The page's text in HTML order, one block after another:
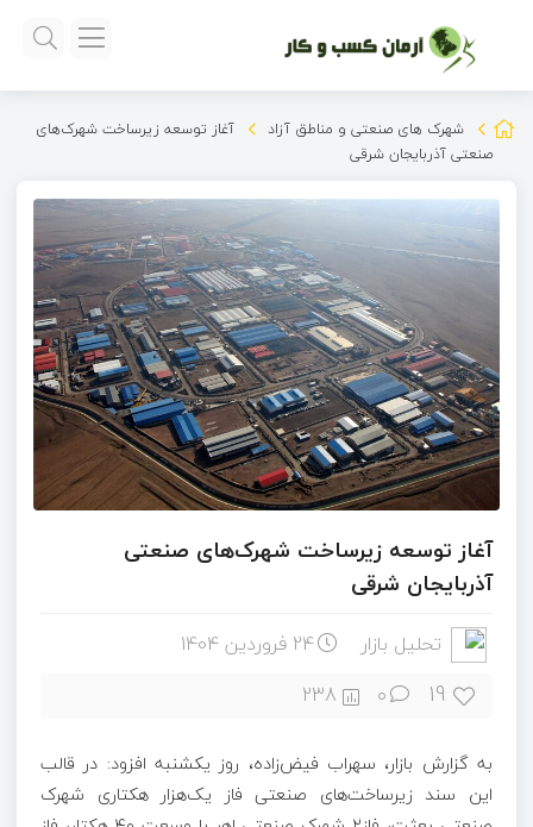
شهرک های صنعتی و مناطق آزاد
آغاز توسعه زیرساخت‌ شهرک‌های
صنعتی آذربایجان شرقی
آغاز توسعه زیرساخت‌ شهرک‌های صنعتی
آذربایجان شرقی
تحلیل بازار 24 فروردین 1404
19 ۰ 238
به گزارش بازار، سهراب فیض‌زاده، روز یکشنبه افزود: در قالب
این سند زیرساخت‌های صنعتی فاز یک‌هزار هکتاری شهرک